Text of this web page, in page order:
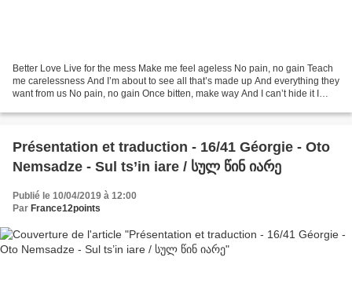
Better Love Live for the mess Make me feel ageless No pain, no gain Teach
me carelessness And I’m about to see all that’s made up And everything they
want from us No pain, no gain Once bitten, make way And I can’t hide it I
Présentation et traduction - 16/41 Géorgie - Oto
Nemsadze - Sul ts’in iare / სულ წინ იარე
Publié le 10/04/2019 à 12:00
Par France12points